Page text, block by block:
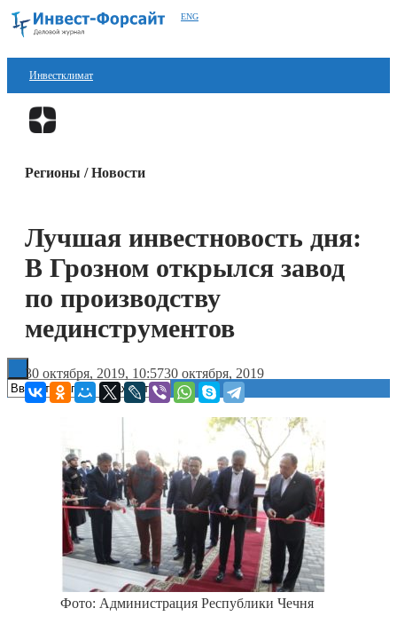
ENG
Инвестклимат
Финансы
Технологии
Книги
Регионы / Новости
Лучшая инвестновость дня:
В Грозном открылся завод
по производству
мединструментов
30 октября, 2019, 10:5730 октября, 2019
Фото: Администрация Республики Чечня